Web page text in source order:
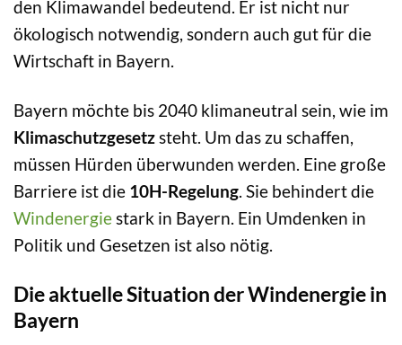
den Klimawandel bedeutend. Er ist nicht nur
ökologisch notwendig, sondern auch gut für die
Wirtschaft in Bayern.
Bayern möchte bis 2040 klimaneutral sein, wie im
Klimaschutzgesetz steht. Um das zu schaffen,
müssen Hürden überwunden werden. Eine große
Barriere ist die 10H-Regelung . Sie behindert die
Windenergie stark in Bayern. Ein Umdenken in
Politik und Gesetzen ist also nötig.
Die aktuelle Situation der Windenergie in
Bayern